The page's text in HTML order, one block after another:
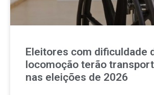
Eleitores com dificuldade
locomoção terão
nas eleições de 2026